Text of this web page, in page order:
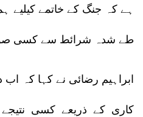
ہے کہ جنگ کے خاتمے کیلیے
طے شدہ شرائط سے کسی
ابراہیم رضائی نے کہا کہ
کاری کے ذریعے کسی نتیجے